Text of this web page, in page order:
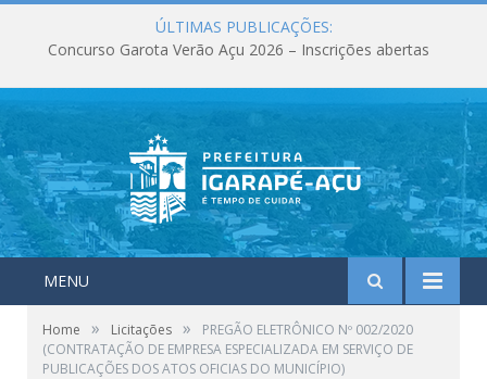
ÚLTIMAS PUBLICAÇÕES:
Concurso Garota Verão Açu 2026 – Inscrições abertas
MENU
Home » Licitações »
PREGÃO ELETRÔNICO Nº 002/2020
(CONTRATAÇÃO DE EMPRESA ESPECIALIZADA EM SERVIÇO DE
PUBLICAÇÕES DOS ATOS OFICIAS DO MUNICÍPIO)